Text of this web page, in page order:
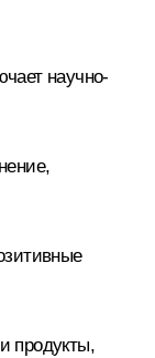
научно-
продукты,